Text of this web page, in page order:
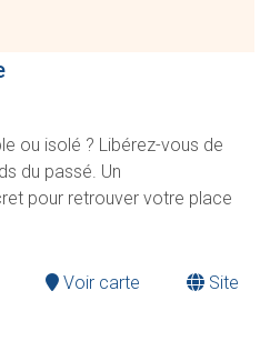
ou isolé ? Libérez-vous de
du passé. Un
pour retrouver votre place
Voir carte
Site